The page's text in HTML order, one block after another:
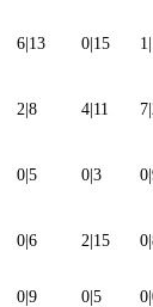
6|13 0|15 1|
2|8 4|11 7|
0|5 0|3 0|
0|6 2|15 0|
0|9 0|5 0|